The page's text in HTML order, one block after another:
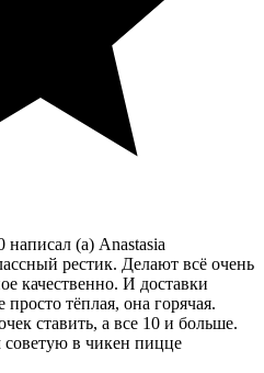
написал (а) Anastasia
рестик. Делают всё очень
качественно. И доставки
просто тёплая, она горячая.
ставить, а все 10 и больше.
в чикен пицце